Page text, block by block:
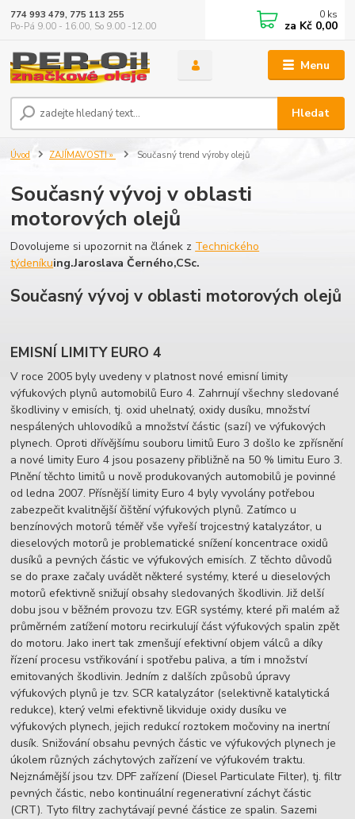
Menu
Hledat
774 993 479, 775 113 255
Po-Pá 9.00 - 16.00, So 9.00 -12.00
0 ks
za Kč 0,00
Úvod ZAJÍMAVOSTI » Současný trend výroby olejů
Současný vývoj v oblasti
motorových olejů
Dovolujeme si upozornit na článek z Technického
týdeníkuing.Jaroslava Černého,CSc.
Současný vývoj v oblasti motorových olejů
EMISNÍ LIMITY EURO 4
V roce 2005 byly uvedeny v platnost nové emisní limity
výfukových plynů automobilů Euro 4. Zahrnují všechny sledované
škodliviny v emisích, tj. oxid uhelnatý, oxidy dusíku, množství
nespálených uhlovodíků a množství částic (sazí) ve výfukových
plynech. Oproti dřívějšímu souboru limitů Euro 3 došlo ke zpřísnění
a nové limity Euro 4 jsou posazeny přibližně na 50 % limitu Euro 3.
Plnění těchto limitů u nově produkovaných automobilů je povinné
od ledna 2007. Přísnější limity Euro 4 byly vyvolány potřebou
zabezpečit kvalitnější čištění výfukových plynů. Zatímco u
benzínových motorů téměř vše vyřeší trojcestný katalyzátor, u
dieselových motorů je problematické snížení koncentrace oxidů
dusíků a pevných částic ve výfukových emisích. Z těchto důvodů
se do praxe začaly uvádět některé systémy, které u dieselových
motorů efektivně snižují obsahy sledovaných škodlivin. Již delší
dobu jsou v běžném provozu tzv. EGR systémy, které při malém až
průměrném zatížení motoru recirkulují část výfukových spalin zpět
do motoru. Jako inert tak zmenšují efektivní objem válců a díky
řízení procesu vstřikování i spotřebu paliva, a tím i množství
emitovaných škodlivin. Jedním z dalších způsobů úpravy
výfukových plynů je tzv. SCR katalyzátor (selektivně katalytická
redukce), který velmi efektivně likviduje oxidy dusíku ve
výfukových plynech, jejich redukcí roztokem močoviny na inertní
dusík. Snižování obsahu pevných částic ve výfukových plynech je
úkolem různých záchytových zařízení ve výfukovém traktu.
Nejznámější jsou tzv. DPF zařízení (Diesel Particulate Filter), tj. filtr
pevných částic, nebo kontinuální regenerativní záchyt částic
(CRT). Tyto filtry zachytávají pevné částice ze spalin. Sazemi